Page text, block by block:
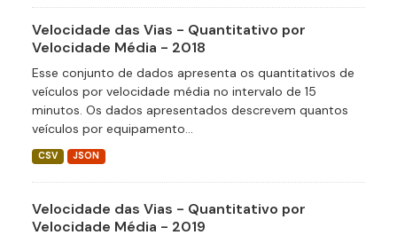
Velocidade das Vias - Quantitativo por
Velocidade Média - 2018
Esse conjunto de dados apresenta os quantitativos de
veículos por velocidade média no intervalo de 15
minutos. Os dados apresentados descrevem quantos
veículos por equipamento...
CSV JSON
Velocidade das Vias - Quantitativo por
Velocidade Média - 2019